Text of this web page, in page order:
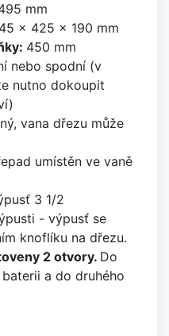
mm
x 425 x 190 mm
450 mm
nebo spodní (v
nutno dokoupit
vana dřezu může
umístěn ve vaně
3 1/2
- výpusť se
knoflíku na dřezu.
2 otvory. Do
a do druhého